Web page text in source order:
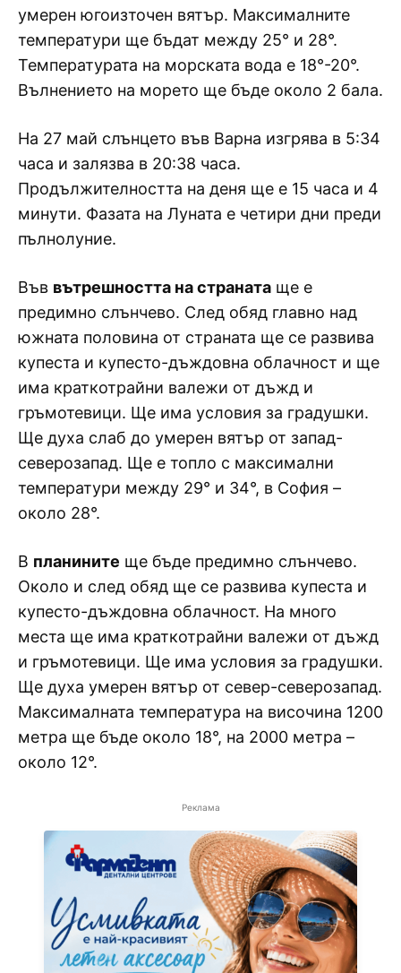
умерен югоизточен вятър. Максималните
температури ще бъдат между 25° и 28°.
Температурата на морската вода е 18°-20°.
Вълнението на морето ще бъде около 2 бала.
На 27 май слънцето във Варна изгрява в 5:34
часа и залязва в 20:38 часа.
Продължителността на деня ще е 15 часа и 4
минути. Фазата на Луната е четири дни преди
пълнолуние.
Във вътрешността на страната ще е
предимно слънчево. След обяд главно над
южната половина от страната ще се развива
купеста и купесто-дъждовна облачност и ще
има краткотрайни валежи от дъжд и
гръмотевици. Ще има условия за градушки.
Ще духа слаб до умерен вятър от запад-
северозапад. Ще е топло с максимални
температури между 29° и 34°, в София –
около 28°.
В планините ще бъде предимно слънчево.
Около и след обяд ще се развива купеста и
купесто-дъждовна облачност. На много
места ще има краткотрайни валежи от дъжд
и гръмотевици. Ще има условия за градушки.
Ще духа умерен вятър от север-северозапад.
Максималната температура на височина 1200
метра ще бъде около 18°, на 2000 метра –
около 12°.
Реклама